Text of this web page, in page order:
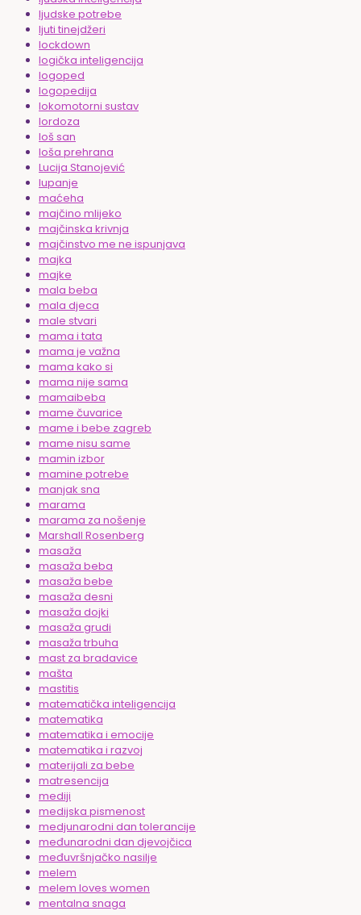
ljudske potrebe
ljuti tinejdžeri
lockdown
logička inteligencija
logoped
logopedija
lokomotorni sustav
lordoza
loš san
loša prehrana
Lucija Stanojević
lupanje
maćeha
majčino mlijeko
majčinska krivnja
majčinstvo me ne ispunjava
majka
majke
mala beba
mala djeca
male stvari
mama i tata
mama je važna
mama kako si
mama nije sama
mamaibeba
mame čuvarice
mame i bebe zagreb
mame nisu same
mamin izbor
mamine potrebe
manjak sna
marama
marama za nošenje
Marshall Rosenberg
masaža
masaža beba
masaža bebe
masaža desni
masaža dojki
masaža grudi
masaža trbuha
mast za bradavice
mašta
mastitis
matematička inteligencija
matematika
matematika i emocije
matematika i razvoj
materijali za bebe
matresencija
mediji
medijska pismenost
medjunarodni dan tolerancije
međunarodni dan djevojčica
međuvršnjačko nasilje
melem
melem loves women
mentalna snaga